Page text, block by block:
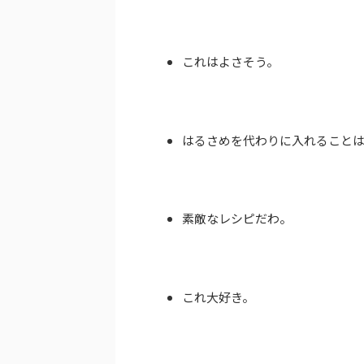
これはよさそう。
はるさめを代わりに入れること
素敵なレシピだわ。
これ大好き。